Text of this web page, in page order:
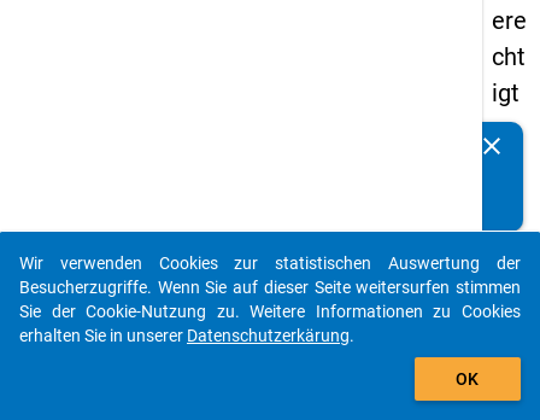
ere
cht
igt
en
s
20
12
clear
auto_stories
add_shopping_cart
Wir verwenden Cookies zur statistischen Auswertung der
Besucherzugriffe. Wenn Sie auf dieser Seite weitersurfen stimmen
Sie der Cookie-Nutzung zu. Weitere Informationen zu Cookies
erhalten Sie in unserer Datenschutzerkärung.
OK